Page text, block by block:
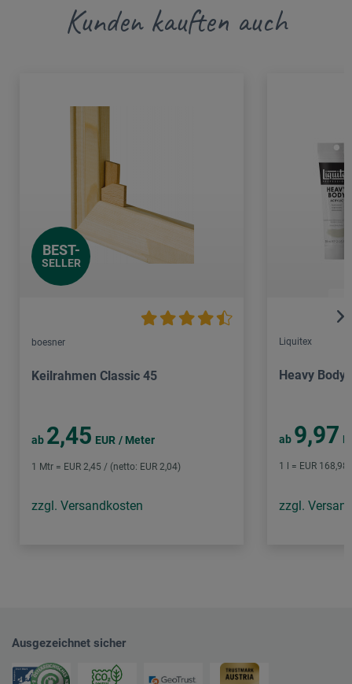
Kunden kauften auch
BEST-
SELLER
boesner
Keilrahmen Classic 45
ab 2,45 EUR / Meter
1 Mtr = EUR 2,45 / (netto: EUR 2,04)
zzgl. Versandkosten
Liquitex
Heavy Body
ab 9,97
1 l = EUR
zzgl.
Ausgezeichnet sicher